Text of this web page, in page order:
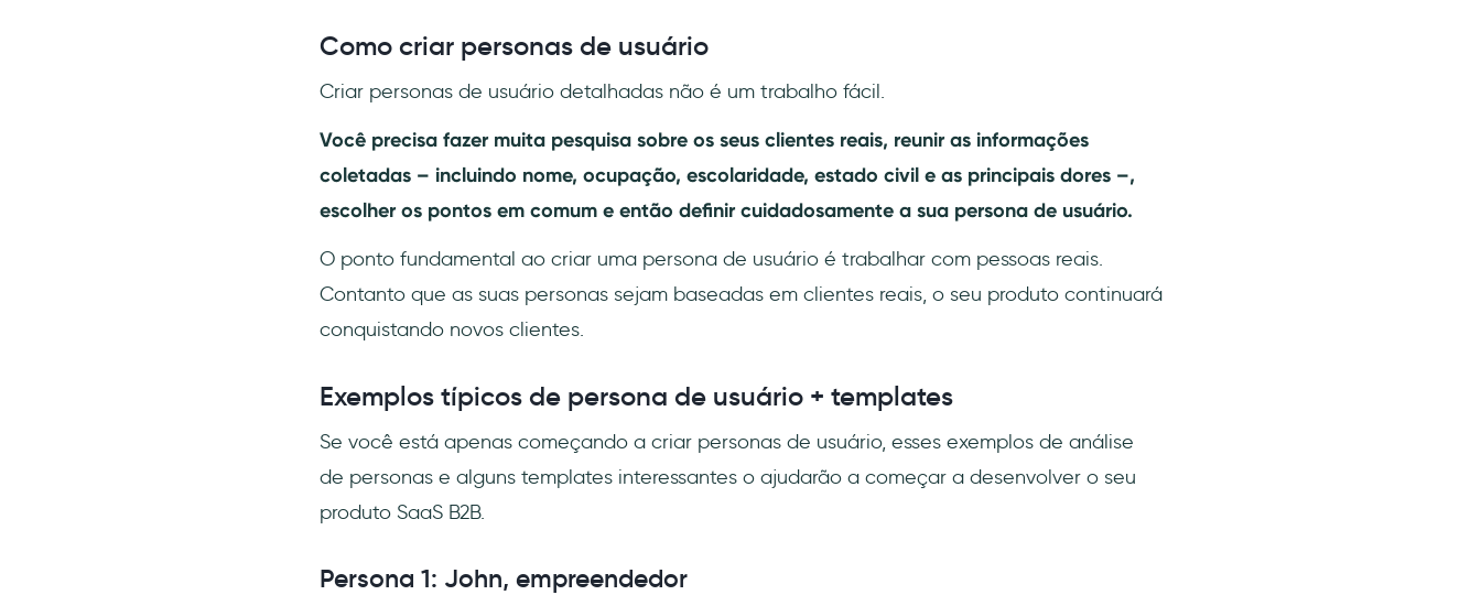
Como criar personas de usuário
Criar personas de usuário detalhadas não é um trabalho fácil.
Você precisa fazer muita pesquisa sobre os seus clientes reais, reunir as informações
coletadas – incluindo nome, ocupação, escolaridade, estado civil e as principais dores –,
escolher os pontos em comum e então definir cuidadosamente a sua persona de usuário.
O ponto fundamental ao criar uma persona de usuário é trabalhar com pessoas reais.
Contanto que as suas personas sejam baseadas em clientes reais, o seu produto continuará
conquistando novos clientes.
Exemplos típicos de persona de usuário + templates
Se você está apenas começando a criar personas de usuário, esses exemplos de análise
de personas e alguns templates interessantes o ajudarão a começar a desenvolver o seu
produto SaaS B2B.
Persona 1: John, empreendedor